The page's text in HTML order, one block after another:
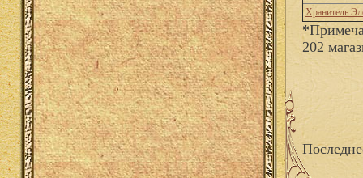
Хранитель
202